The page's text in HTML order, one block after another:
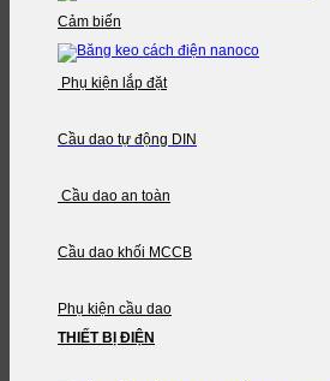
Cảm biến
Phụ kiện lắp đặt
Cầu dao tự động DIN
Cầu dao an toàn
Cầu dao khối MCCB
Phụ kiện cầu dao
THIẾT BỊ ĐIỆN